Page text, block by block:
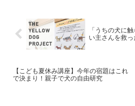
「うちの犬に
い主さんを救
【こども夏休み講座】今年の宿題はこれ
で決まり！親子で犬の自由研究